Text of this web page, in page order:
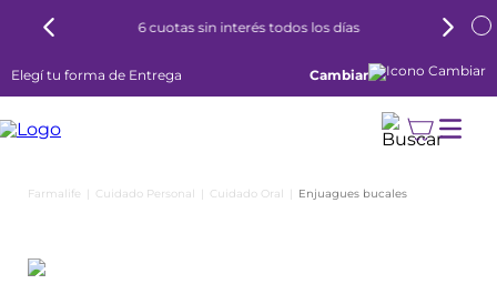
6 cuotas sin interés todos los días
Elegí tu forma de Entrega Cambiar
Cuidado Personal Cuidado Oral Enjuagues bucales